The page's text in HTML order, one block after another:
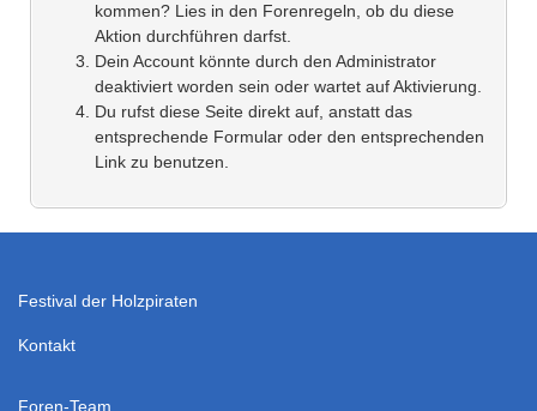
kommen? Lies in den Forenregeln, ob du diese
Aktion durchführen darfst.
Dein Account könnte durch den Administrator
deaktiviert worden sein oder wartet auf Aktivierung.
Du rufst diese Seite direkt auf, anstatt das
entsprechende Formular oder den entsprechenden
Link zu benutzen.
Festival der Holzpiraten
Kontakt
Foren-Team